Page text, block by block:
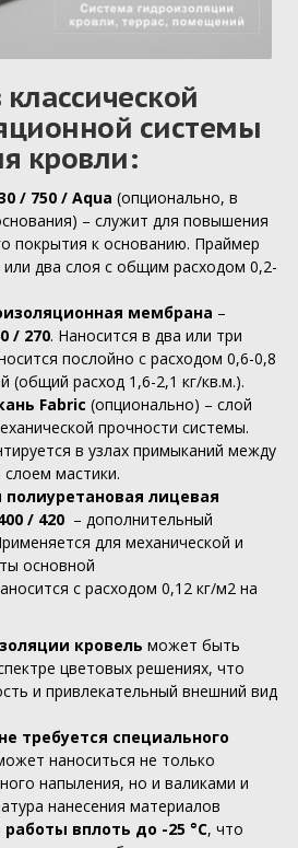
классической
системы
кровли:
/ 750 / Aqua (опционально, в
– служит для повышения
покрытия к основанию. Праймер
или два слоя с общим расходом 0,2-
мембрана –
/ 270. Наносится в два или три
послойно с расходом 0,6-0,8
(общий расход 1,6-2,1 кг/кв.м.).
Fabric (опционально) – слой
прочности системы.
в узлах примыканий между
мастики.
лицевая
/ 420 – дополнительный
для механической и
основной
с расходом 0,12 кг/м2 на
кровель может быть
цветовых решениях, что
и привлекательный внешний вид
не требуется специального
наноситься не только
напыления, но и валиками и
нанесения материалов
вплоть до -25 °С, что